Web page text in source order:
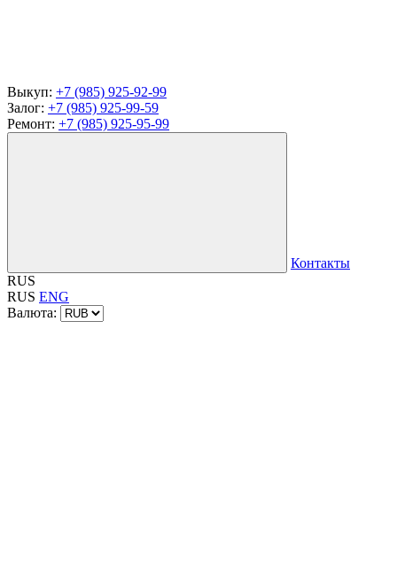
Выкуп: +7 (985) 925-92-99
Залог: +7 (985) 925-99-59
Ремонт: +7 (985) 925-95-99
Контакты
RUS
RUS ENG
Валюта: